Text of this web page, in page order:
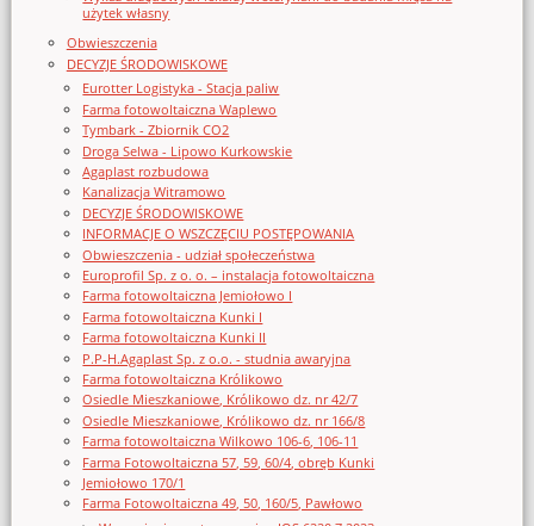
użytek własny
Obwieszczenia
DECYZJE ŚRODOWISKOWE
Eurotter Logistyka - Stacja paliw
Farma fotowoltaiczna Waplewo
Tymbark - Zbiornik CO2
Droga Selwa - Lipowo Kurkowskie
Agaplast rozbudowa
Kanalizacja Witramowo
DECYZJE ŚRODOWISKOWE
INFORMACJE O WSZCZĘCIU POSTĘPOWANIA
Obwieszczenia - udział społeczeństwa
Europrofil Sp. z o. o. – instalacja fotowoltaiczna
Farma fotowoltaiczna Jemiołowo I
Farma fotowoltaiczna Kunki I
Farma fotowoltaiczna Kunki II
P.P-H.Agaplast Sp. z o.o. - studnia awaryjna
Farma fotowoltaiczna Królikowo
Osiedle Mieszkaniowe, Królikowo dz. nr 42/7
Osiedle Mieszkaniowe, Królikowo dz. nr 166/8
Farma fotowoltaiczna Wilkowo 106-6, 106-11
Farma Fotowoltaiczna 57, 59, 60/4, obręb Kunki
Jemiołowo 170/1
Farma Fotowoltaiczna 49, 50, 160/5, Pawłowo